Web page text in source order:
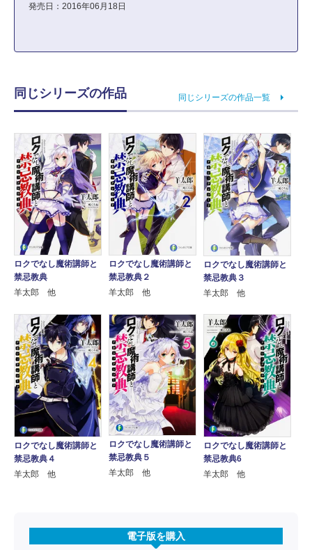
発売日：2016年06月18日
同じシリーズの作品 同じシリーズの作品一覧
ロクでなし魔術講師と
禁忌教典
羊太郎 他
ロクでなし魔術講師と
禁忌教典２
羊太郎 他
ロクでなし魔術講師と
禁忌教典３
羊太郎 他
ロクでなし魔術講師と
禁忌教典４
羊太郎 他
ロクでなし魔術講師と
禁忌教典５
羊太郎 他
ロクでなし魔術講師と
禁忌教典6
羊太郎 他
電子版を購入